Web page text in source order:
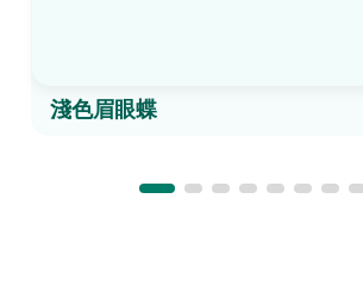
淺色眉眼蝶